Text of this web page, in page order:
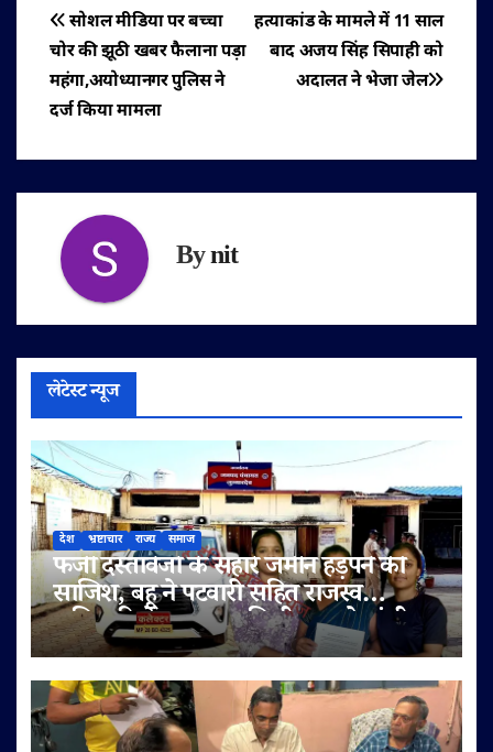
पोस्ट
नेविगेशन
हत्याकांड के मामले में 11 साल
बाद अजय सिंह सिपाही को
अदालत ने भेजा जेल
सोशल मीडिया पर बच्चा
चोर की झूठी खबर फैलाना पड़ा
महंगा,अयोध्यानगर पुलिस ने
दर्ज किया मामला
Bynit
लेटेस्ट न्यूज
देश भ्रष्टाचार राज्य समाज
फर्जी दस्तावेजों के सहारे जमीन हड़पने की
साजिश, बहू ने पटवारी सहित राजस्व
अधिकारियों पर लगाए मिलीभगत के गंभीर
आरोप